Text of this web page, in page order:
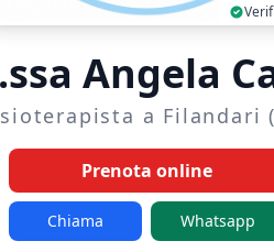
Angela
a Filandari
Prenota online
Chiama Whatsapp